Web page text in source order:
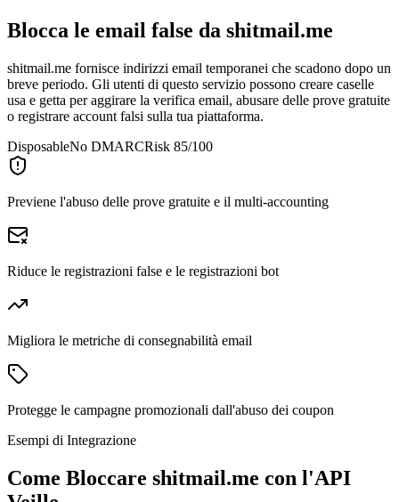
Blocca le email false da shitmail.me
shitmail.me fornisce indirizzi email temporanei che scadono dopo un
breve periodo. Gli utenti di questo servizio possono creare caselle
usa e getta per aggirare la verifica email, abusare delle prove gratuite
o registrare account falsi sulla tua piattaforma.
DisposableNo DMARCRisk 85/100
Previene l'abuso delle prove gratuite e il multi-accounting
Riduce le registrazioni false e le registrazioni bot
Migliora le metriche di consegnabilità email
Protegge le campagne promozionali dall'abuso dei coupon
Esempi di Integrazione
Come Bloccare shitmail.me con l'API